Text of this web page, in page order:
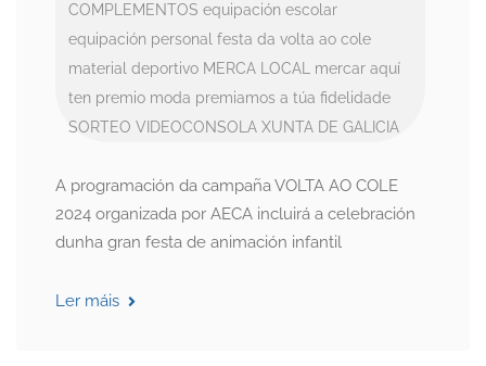
COMPLEMENTOS equipación escolar
equipación personal festa da volta ao cole
material deportivo MERCA LOCAL
mercar aquí
ten premio moda premiamos a túa fidelidade
SORTEO VIDEOCONSOLA XUNTA DE GALICIA
A programación da campaña VOLTA AO COLE
2024 organizada por AECA incluirá a celebración
dunha gran festa de animación infantil
Ler máis